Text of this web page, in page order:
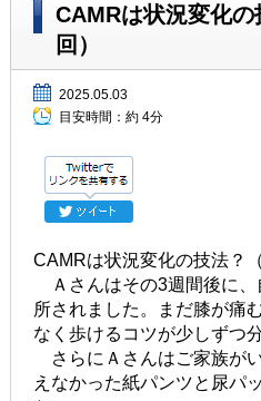
CAMRは状況変化
回）
2025.05.03
目安時間： 約 4分
CAMRは状況変化の技法？
Ａさんはその3週間後に、
所されました。まだ膝が痛
なく歩けるコツが少しずつ
さらにＡさんはご家族が
えなかった紙パンツと尿パ